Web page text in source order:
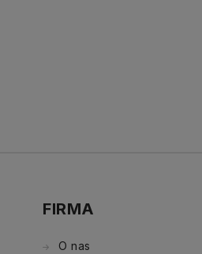
FIRMA
O nas